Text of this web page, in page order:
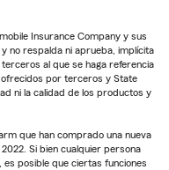
Insurance Company y sus
no respalda ni aprueba, implícita
al que se haga referencia
por terceros y State
ni la calidad de los productos y
que han comprado una nueva
Si bien cualquier persona
es posible que ciertas funciones